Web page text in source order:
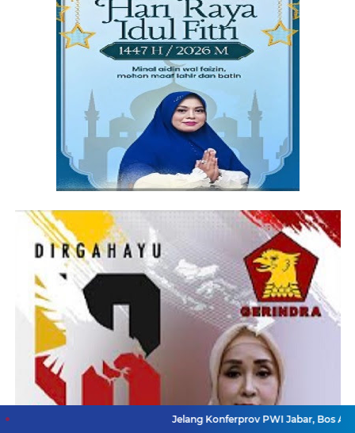
Jelang Konferprov PWI Jabar, Bos Ayo Media